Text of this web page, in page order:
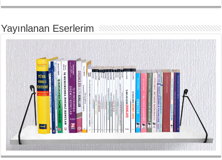
Yayınlanan Eserlerim